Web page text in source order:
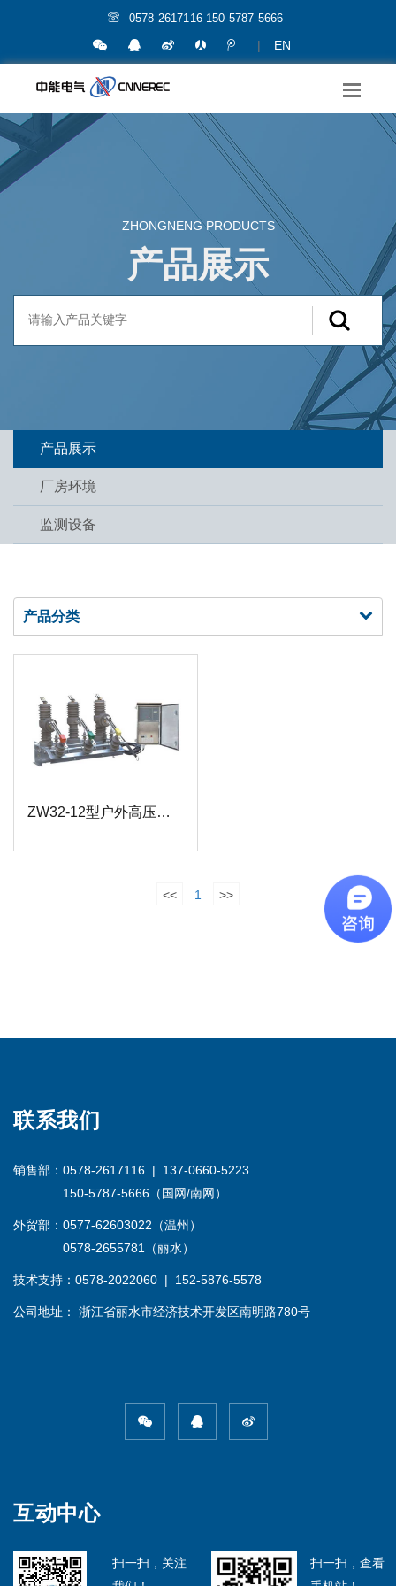
0578-2617116 150-5787-5666
| EN
ZHONGNENG PRODUCTS
产品展示
产品展示
厂房环境
监测设备
产品分类
ZW32-12型户外高压永磁真空断路器
<< 1 >>
联系我们
销售部：0578-2617116 | 137-0660-5223
150-5787-5666（国网/南网）
外贸部：0577-62603022（温州）
0578-2655781（丽水）
技术支持：0578-2022060 | 152-5876-5578
公司地址： 浙江省丽水市经济技术开发区南明路780号
互动中心
扫一扫，关注
扫一扫，查看